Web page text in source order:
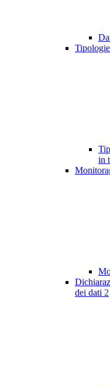
in
dei dati 2